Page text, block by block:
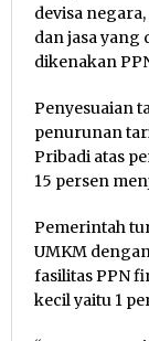
devisa
dan jasa yang
dikenakan
Penyesuaian
penurunan
Pribadi atas
15 persen
Pemerintah
UMKM
fasilitas PPN
kecil yaitu 1